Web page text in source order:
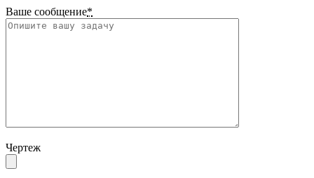
Ваше сообщение*
Чертеж